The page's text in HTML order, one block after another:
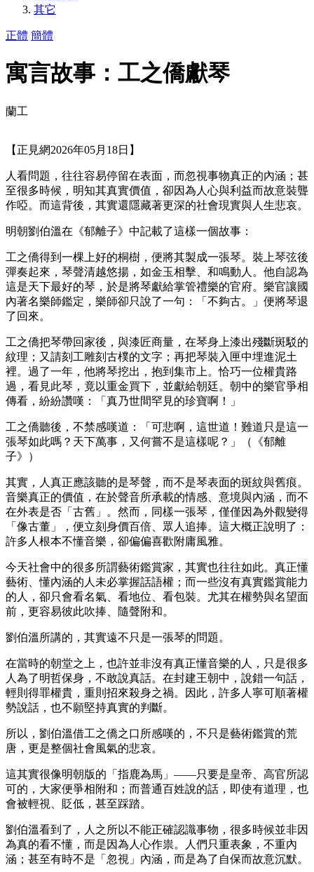
其它
正體 簡體
寓言故事：工之僑獻琴
蘭工
【正見網2026年05月18日】
人看問題，往往容易停留在表面，而忽視事物真正的內涵；甚
至很多時候，明知其真實價值，卻因為人心與利益而故意裝聾
作啞。而這背後，其實還隱藏著更深的社會現實與人生悲哀。
明朝劉伯溫在《郁離子》中記載了這樣一個故事：
工之僑得到一棵上好的桐樹，便將其製成一張琴。裝上琴弦後
彈奏起來，琴聲清越悠揚，如金玉相擊、和鳴動人。他自認為
這是天下最好的琴，於是將琴獻給掌管禮樂的官府。樂官讓國
內著名樂師鑑定，樂師卻只說了一句：「不夠古。」便將琴退
了回來。
工之僑把琴帶回家後，與漆匠商量，在琴身上漆出殘斷斑駁的
紋理；又請刻工雕刻古樸的文字；再把琴裝入匣中埋進泥土
裡。過了一年，他將琴挖出，抱到集市上。恰巧一位權貴路
過，看見此琴，竟以重金買下，並獻給朝廷。朝中的樂官爭相
傳看，紛紛讚嘆：「真乃世間罕見的珍寶啊！」
工之僑聽後，不禁感嘆道：「可悲啊，這世道！難道只是這一
張琴如此嗎？天下萬事，又何嘗不是這樣呢？」（《郁離
子》）
其實，人真正應該聽的是琴聲，而不是琴表面的斑紋與舊痕。
音樂真正的價值，在於聲音所承載的情感、意境與內涵，而不
在外表是否「古舊」。然而，同樣一張琴，僅僅因為外觀變得
「像古董」，便立刻身價百倍、眾人追捧。這大概正說明了：
許多人根本不懂音樂，卻偏偏喜歡附庸風雅。
今天社會中的很多所謂藝術鑑賞家，其實也往往如此。真正懂
藝術、懂內涵的人未必掌握話語權；而一些沒有真實鑑賞能力
的人，卻只會看名氣、看地位、看包裝。尤其在權勢與名望面
前，更容易彼此吹捧、隨聲附和。
劉伯溫所講的，其實遠不只是一張琴的問題。
在當時的朝堂之上，也許並非沒有真正懂音樂的人，只是很多
人為了明哲保身，不敢說真話。在封建王朝中，說錯一句話，
輕則得罪權貴，重則招來殺身之禍。因此，許多人寧可順著權
勢說話，也不願堅持真實的判斷。
所以，劉伯溫借工之僑之口所感嘆的，不只是藝術鑑賞的荒
唐，更是整個社會風氣的悲哀。
這其實很像明朝版的「指鹿為馬」——只要是皇帝、高官所認
可的，大家便爭相附和；而普通百姓說的話，即使有道理，也
會被輕視、貶低，甚至踩踏。
劉伯溫看到了，人之所以不能正確認識事物，很多時候並非因
為真的看不懂，而是因為人心作祟。人們只重表象，不重內
涵；甚至有時不是「忽視」內涵，而是為了自保而故意沉默。